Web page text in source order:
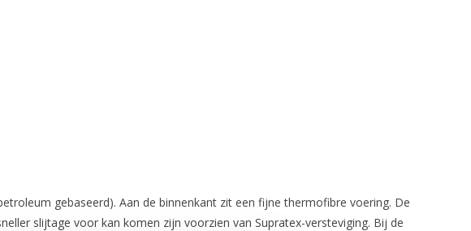
gebaseerd). Aan de binnenkant zit een fijne thermofibre voering. De
slijtage voor kan komen zijn voorzien van Supratex-versteviging. Bij de